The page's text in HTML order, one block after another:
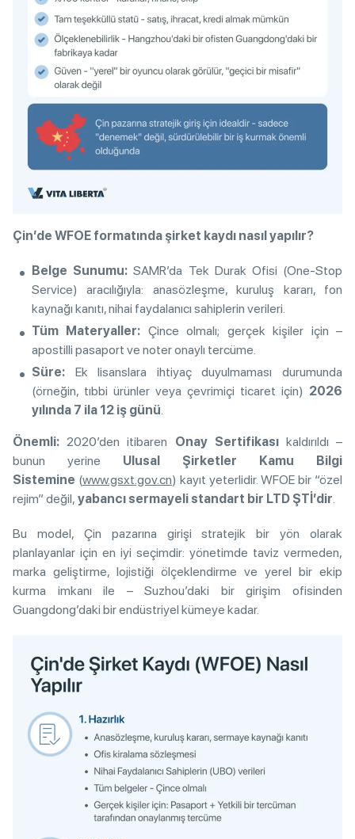
Çin’de WFOE formatında şirket kaydı nasıl yapılır?
Belge Sunumu: SAMR’da Tek Durak Ofisi (One-Stop
Service) aracılığıyla: anasözleşme, kuruluş kararı, fon
kaynağı kanıtı, nihai faydalanıcı sahiplerin verileri.
Tüm Materyaller: Çince olmalı; gerçek kişiler için –
apostilli pasaport ve noter onaylı tercüme.
Süre: Ek lisanslara ihtiyaç duyulmaması durumunda
(örneğin, tıbbi ürünler veya çevrimiçi ticaret için) 2026
yılında 7 ila 12 iş günü.
Önemli: 2020’den itibaren Onay Sertifikasıkaldırıldı –
bunun yerine Ulusal Şirketler Kamu Bilgi
Sistemine (www.gsxt.gov.cn) kayıt yeterlidir. WFOE bir “özel
rejim” değil, yabancı sermayeli standart bir LTD ŞTİ’dir.
Bu model, Çin pazarına girişi stratejik bir yön olarak
planlayanlar için en iyi seçimdir: yönetimde taviz vermeden,
marka geliştirme, lojistiği ölçeklendirme ve yerel bir ekip
kurma imkanı ile – Suzhou’daki bir girişim ofisinden
Guangdong’daki bir endüstriyel kümeye kadar.